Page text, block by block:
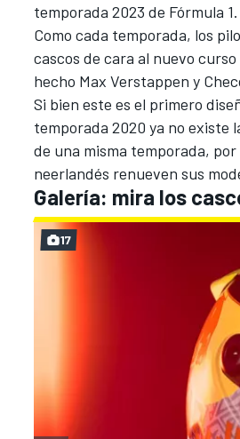
temporada 2023 de Fórmula 1.
Como cada temporada, los
cascos de cara al nuevo
hecho Max Verstappen y
Si bien este es el primero
temporada 2020 ya no existe
de una misma temporada,
neerlandés renueven sus
Galería: mira los
17